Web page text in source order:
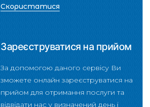
Скористатися
Зареєструватися на прийом
За допомогою даного сервісу Ви
зможете онлайн зареєструватися на
прийом для отримання послуги та
відвідати нас у визначений день і